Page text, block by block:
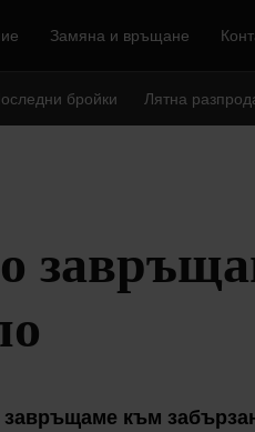
Замяна и връщане
бройки Лятна
към